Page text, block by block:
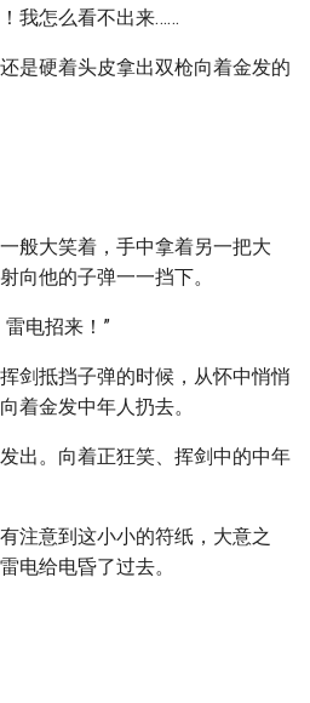
我怎么看不出来……
是硬着头皮拿出双枪向着金发的
般大笑着，手中拿着另一把大
向他的子弹一一挡下。
电招来！”
剑抵挡子弹的时候，从怀中悄悄
着金发中年人扔去。
出。向着正狂笑、挥剑中的中年
注意到这小小的符纸，大意之
电给电昏了过去。